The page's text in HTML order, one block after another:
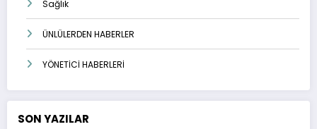
Sağlık
ÜNLÜLERDEN HABERLER
YÖNETİCİ HABERLERİ
SON YAZILAR